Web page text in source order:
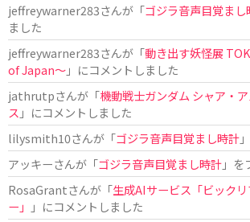
jeffreywarner283さんが「ゴジラ音声目覚まし
ました
jeffreywarner283さんが「動き出す妖怪展
of Japan〜」にコメントしました
jathrutpさんが「機動戦士ガンダム シャア・
ス 」にコメントしました
lilysmith10さんが「ゴジラ音声目覚まし時計
アッキーさんが「ゴジラ音声目覚まし時計」を
RosaGrantさんが「生成AIサービス「ビック
ー」
」にコメントしました